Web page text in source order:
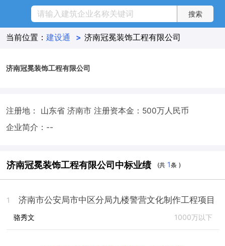
当前位置： 建设通 > 济南冠冕装饰工程有限公司
济南冠冕装饰工程有限公司
注册地： 山东省 济南市 注册资本金：500万人民币
企业简介：--
济南冠冕装饰工程有限公司中标业绩 (共 1条 )
1 济南市公安局市中区分局九楼警营文化制作工程项目
骆秀文 1000万以下